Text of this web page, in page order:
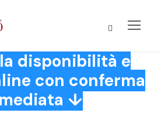
disponibilità e
con conferma
↓